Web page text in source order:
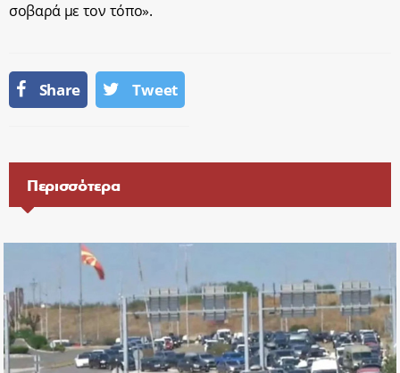
σοβαρά με τον τόπο».
Share Tweet
Περισσότερα